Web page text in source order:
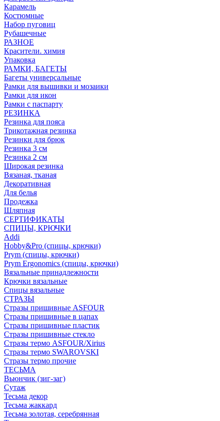
Карамель
Костюмные
Набор пуговиц
Рубашечные
РАЗНОЕ
Красители. химия
Упаковка
РАМКИ, БАГЕТЫ
Багеты универсальные
Рамки для вышивки и мозаики
Рамки для икон
Рамки с паспарту
РЕЗИНКА
Резинка для пояса
Трикотажная резинка
Резинки для брюк
Резинка 3 см
Резинка 2 см
Широкая резинка
Вязаная, тканая
Декоративная
Для белья
Продежка
Шляпная
СЕРТИФИКАТЫ
СПИЦЫ, КРЮЧКИ
Addi
Hobby&Pro (спицы, крючки)
Prym (спицы, крючки)
Prym Ergonomics (спицы, крючки)
Вязальные принадлежности
Крючки вязальные
Спицы вязальные
СТРАЗЫ
Стразы пришивные ASFOUR
Стразы пришивные в цапах
Стразы пришивные пластик
Стразы пришивные стекло
Стразы термо ASFOUR/Xirius
Стразы термо SWAROVSKI
Стразы термо прочие
ТЕСЬМА
Вьюнчик (зиг-заг)
Сутаж
Тесьма декор
Тесьма жаккард
Тесьма золотая, серебрянная